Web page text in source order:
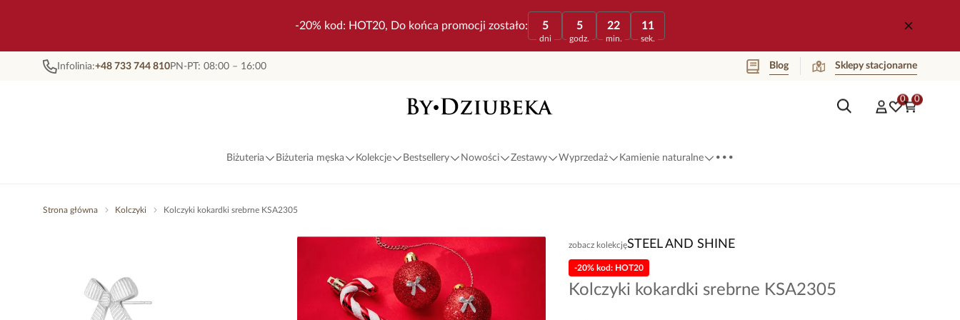
-20% kod: HOT20, Do końca promocji zostało: 5
dni
5
godz.
22
min.
11
sek.
Infolinia:+48 733 744 810PN-PT: 08:00 – 16:00 Blog Sklepy stacjonarne
0 0
Biżuteria Biżuteria męska Kolekcje Bestsellery Nowości Zestawy Wyprzedaż Kamienie naturalne ...
Strona główna Kolczyki Kolczyki kokardki srebrne KSA2305
zobacz kolekcjęSTEEL AND SHINE
Kolczyki kokardki srebrne KSA2305
-20% kod: HOT20